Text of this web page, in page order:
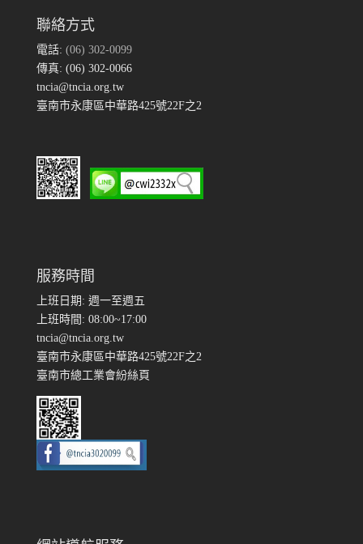
聯絡方式
電話: (06) 302-0099
傳真: (06) 302-0066
tncia@tncia.org.tw
臺南市永康區中華路425號22F之2
服務時間
上班日期: 週一至週五
上班時間: 08:00~17:00
tncia@tncia.org.tw
臺南市永康區中華路425號22F之2
臺南市總工業會紛絲頁